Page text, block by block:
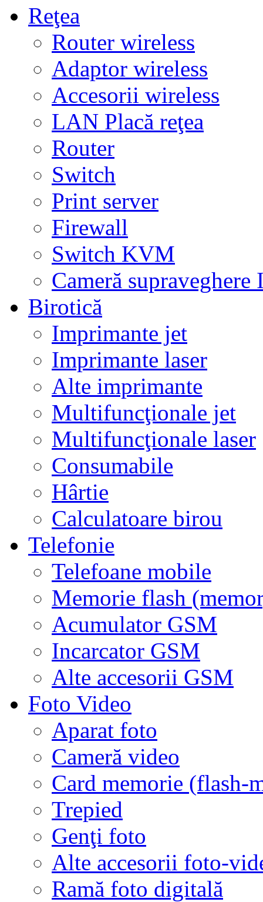
Reţea
Router wireless
Adaptor wireless
Accesorii wireless
LAN Placă reţea
Router
Switch
Print server
Firewall
Switch KVM
Cameră supraveghere
Birotică
Imprimante jet
Imprimante laser
Alte imprimante
Multifuncţionale jet
Multifuncţionale laser
Consumabile
Hârtie
Calculatoare birou
Telefonie
Telefoane mobile
Memorie flash
Acumulator GSM
Incarcator GSM
Alte accesorii GSM
Foto Video
Aparat foto
Cameră video
Card memorie (flash-
Trepied
Genţi foto
Alte accesorii foto-
Ramă foto digitală